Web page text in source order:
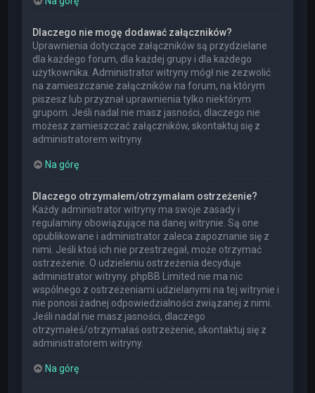
Dlaczego nie mogę dodawać załączników?
Uprawnienia dotyczące załączników są przydzielane
dla każdego forum, dla każdej grupy i dla każdego
użytkownika. Administrator witryny mógł nie zezwolić
na zamieszczanie załączników na forum, na którym
piszesz lub przyznał uprawnienia tylko niektórym
grupom. Jeśli nadal nie masz jasności, dlaczego nie
możesz zamieszczać załączników, skontaktuj się z
administratorem witryny.
Na górę
Dlaczego otrzymałem/otrzymałam ostrzeżenie?
Każdy administrator witryny ma swoje zasady i
regulaminy obowiązujące na danej witrynie. Są one
opublikowane i administrator zaleca zapoznanie się z
nimi. Jeśli ktoś ich nie przestrzegał, może otrzymać
ostrzeżenie. O udzieleniu ostrzeżenia decyduje
administrator witryny. phpBB Limited nie ma nic
wspólnego z ostrzeżeniami udzielanymi na tej witrynie i
nie ponosi żadnej odpowiedzialności związanej z nimi.
Jeśli nadal nie masz jasności, dlaczego
otrzymałeś/otrzymałaś ostrzeżenie, skontaktuj się z
administratorem witryny.
Na górę